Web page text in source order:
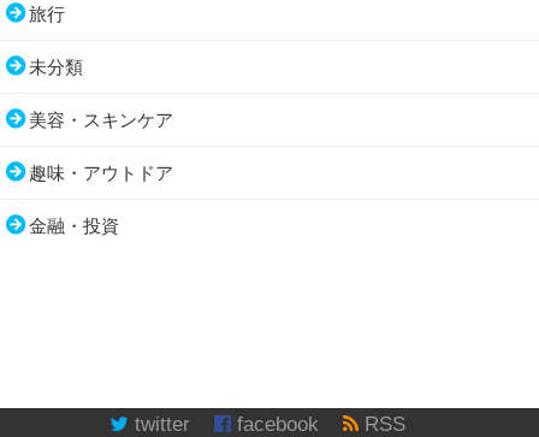
旅行
未分類
美容・スキンケア
趣味・アウトドア
金融・投資
twitter facebook RSS